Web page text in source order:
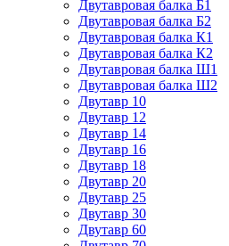
Двутавровая балка Б1
Двутавровая балка Б2
Двутавровая балка К1
Двутавровая балка К2
Двутавровая балка Ш1
Двутавровая балка Ш2
Двутавр 10
Двутавр 12
Двутавр 14
Двутавр 16
Двутавр 18
Двутавр 20
Двутавр 25
Двутавр 30
Двутавр 60